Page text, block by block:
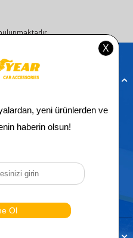
34522 Esenyurt/İstanbul